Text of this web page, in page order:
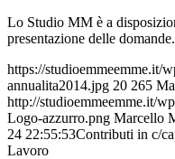
Lo Studio MM è a
presentazione delle domande.
https://studioemmeemme.it/
annualita2014.jpg 20 265
http://studioemmeemme.it/
Logo-azzurro.png Marcello
24 22:55:53Contributi in c/
Lavoro